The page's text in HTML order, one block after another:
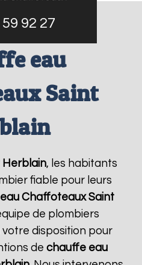
92 27
eau
Saint
Herblain, les habitants
fiable pour leurs
Chaffoteaux Saint
de plombiers
disposition pour
dechauffe eau